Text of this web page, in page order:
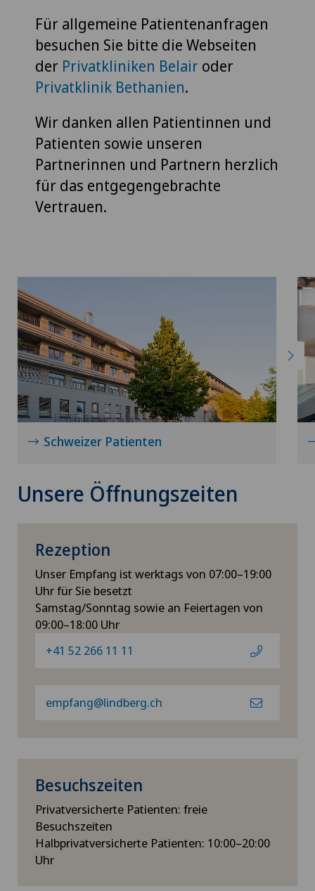
Für allgemeine Patientenanfragen
besuchen Sie bitte die Webseiten
der Privatkliniken Belair oder
Privatklinik Bethanien.
Wir danken allen Patientinnen und
Patienten sowie unseren
Partnerinnen und Partnern herzlich
für das entgegengebrachte
Vertrauen.
Schweizer Patienten
Unsere Öffnungszeiten
Rezeption
Unser Empfang ist werktags von 07:00–19:00
Uhr für Sie besetzt
Samstag/Sonntag sowie an Feiertagen von
09:00–18:00 Uhr
+41 52 266 11 11
empfang@lindberg.ch
Besuchszeiten
Privatversicherte Patienten: freie
Besuchszeiten
Halbprivatversicherte Patienten: 10:00–20:00
Uhr